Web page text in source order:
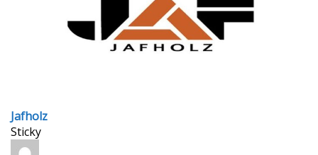
Jafholz
Sticky